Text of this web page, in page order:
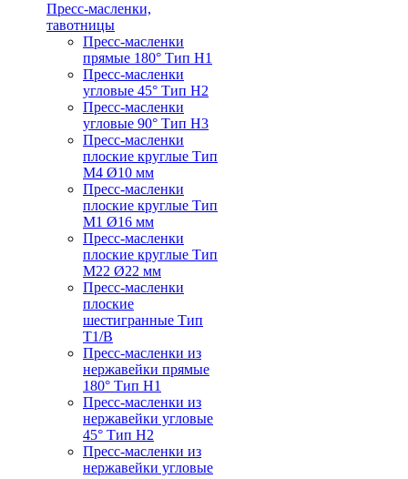
Пресс-масленки,
тавотницы
Пресс-масленки
прямые 180° Тип H1
Пресс-масленки
угловые 45° Тип H2
Пресс-масленки
угловые 90° Тип H3
Пресс-масленки
плоские круглые Тип
M4 Ø10 мм
Пресс-масленки
плоские круглые Тип
M1 Ø16 мм
Пресс-масленки
плоские круглые Тип
M22 Ø22 мм
Пресс-масленки
плоские
шестигранные Тип
T1/B
Пресс-масленки из
нержавейки прямые
180° Тип H1
Пресс-масленки из
нержавейки угловые
45° Тип H2
Пресс-масленки из
нержавейки угловые